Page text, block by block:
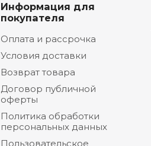
Информация для
покупателя
Оплата и рассрочка
Условия доставки
Возврат товара
Договор публичной
оферты
Политика обработки
персональных данных
Пользовательское